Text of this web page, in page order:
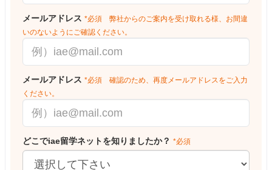
メールアドレス *必須 弊社からのご案内を受け取れる様、お間違
いのないようにご確認ください。
メールアドレス *必須 確認のため、再度メールアドレスをご入力
ください。
どこでiae留学ネットを知りましたか？ *必須